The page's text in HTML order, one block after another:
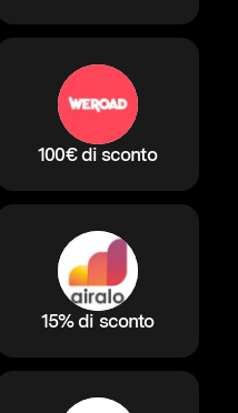
100€ di sconto
15% di sconto